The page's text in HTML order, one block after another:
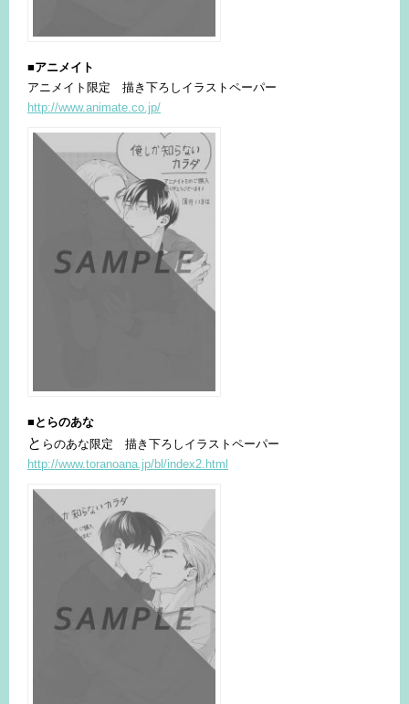
■アニメイト
アニメイト限定 描き下ろしイラストペーパー
http://www.animate.co.jp/
■とらのあな
と らのあな限定 描き下ろしイラストペーパー
http://www.toranoana.jp/bl/index2.html